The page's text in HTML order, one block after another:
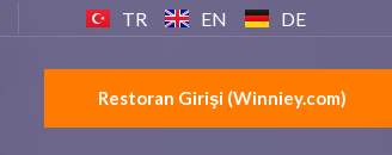
TR EN DE
Restoran Girişi (Winniey.com)